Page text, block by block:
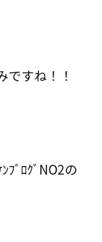
すね！！
の